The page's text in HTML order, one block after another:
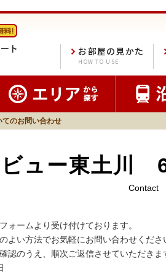
お部屋の見かた
HOW TO USE
のお問い合わせ
ュー東土川
Contact
ォームより受け付けております。
よい方法でお気軽にお問い合わせくださ
認のうえ、順次ご返信させていただきま